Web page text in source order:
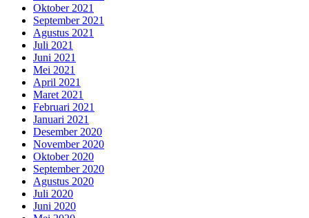
Oktober 2021
September 2021
Agustus 2021
Juli 2021
Juni 2021
Mei 2021
April 2021
Maret 2021
Februari 2021
Januari 2021
Desember 2020
November 2020
Oktober 2020
September 2020
Agustus 2020
Juli 2020
Juni 2020